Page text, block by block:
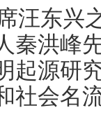
汪东兴
秦洪峰
起源研
社会名